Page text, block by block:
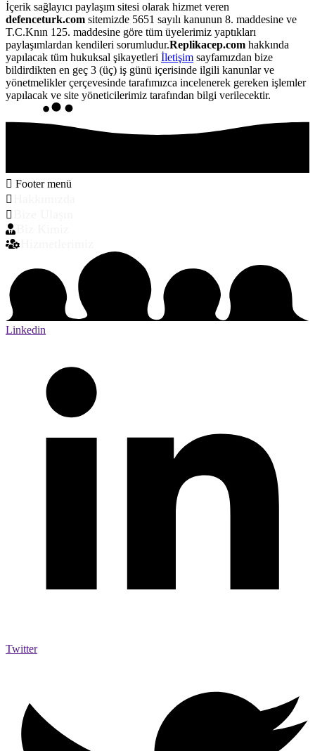
İçerik sağlayıcı paylaşım sitesi olarak hizmet veren
defenceturk.com sitemizde 5651 sayılı kanunun 8. maddesine ve
T.C.Knın 125. maddesine göre tüm üyelerimiz yaptıkları
paylaşımlardan kendileri sorumludur.Replikacep.com hakkında
yapılacak tüm hukuksal şikayetleri İletişim sayfamızdan bize
bildirdikten en geç 3 (üç) iş günü içerisinde ilgili kanunlar ve
yönetmelikler çerçevesinde tarafımızca incelenerek gereken işlemler
yapılacak ve site yöneticilerimiz tarafından bilgi verilecektir.
Footer menü
Linkedin
Twitter